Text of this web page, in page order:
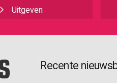
Uitgeven
Recente